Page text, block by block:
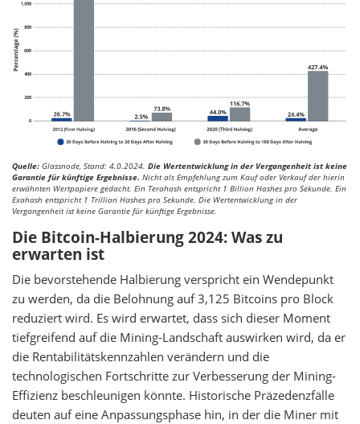
Quelle: Glassnode, Stand: 4.0.2024. Die Wertentwicklung in der Vergangenheit ist keine
Garantie für künftige Ergebnisse. Nicht als Empfehlung zum Kauf oder Verkauf der hierin
erwähnten Wertpapiere gedacht. Ein Terahash entspricht 1 Billion Hashes pro Sekunde. Ein
Exahash entspricht 1 Trillion Hashes pro Sekunde. Die Wertentwicklung in der
Vergangenheit ist keine Garantie für künftige Ergebnisse.
Die Bitcoin-Halbierung 2024: Was zu
erwarten ist
Die bevorstehende Halbierung verspricht ein Wendepunkt
zu werden, da die Belohnung auf 3,125 Bitcoins pro Block
reduziert wird. Es wird erwartet, dass sich dieser Moment
tiefgreifend auf die Mining-Landschaft auswirken wird, da er
die Rentabilitätskennzahlen verändern und die
technologischen Fortschritte zur Verbesserung der Mining-
Effizienz beschleunigen könnte. Historische Präzedenzfälle
deuten auf eine Anpassungsphase hin, in der die Miner mit